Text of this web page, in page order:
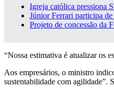
Igreja católica pressiona
Júnior Ferrari participa
Projeto de concessão da
“Nossa estimativa é atualizar os
Aos empresários, o ministro
sustentabilidade com agilidade”.